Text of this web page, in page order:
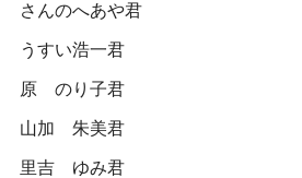
さんのへあや君
うすい浩一君
原 のり子君
山加 朱美君
里吉 ゆみ君